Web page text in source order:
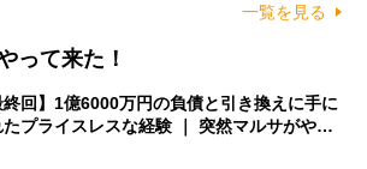
一覧を見る
って来た！
終回】1億6000万円の負債と引き換えに手に
たプライスレスな経験 ｜ 突然マルサがや…